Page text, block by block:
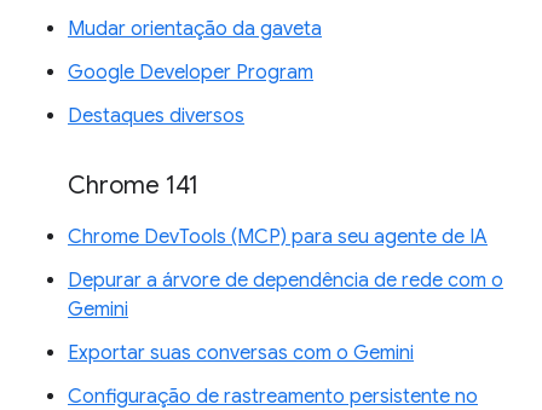
Mudar orientação da gaveta
Google Developer Program
Destaques diversos
Chrome 141
Chrome DevTools (MCP) para seu agente de IA
Depurar a árvore de dependência de rede com o
Gemini
Exportar suas conversas com o Gemini
Configuração de rastreamento persistente no